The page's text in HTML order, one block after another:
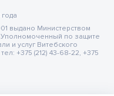
выдано Министерством
Уполномоченный по защите
и услуг Витебского
+375 (212) 43-68-22, +375